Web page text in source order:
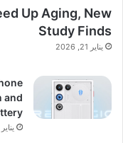
Up Aging, New
Study Finds
يناير 21, 2026
and
يناير 20, 2026